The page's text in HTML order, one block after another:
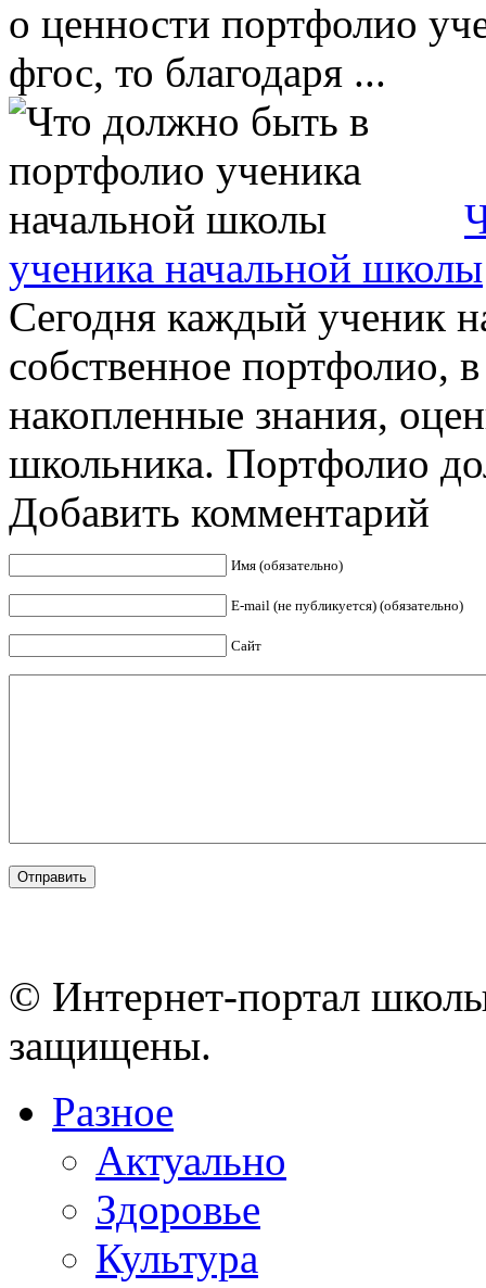
о ценности портфолио
фгос, то благодаря ...
ученика начальной школы
Сегодня каждый ученик
собственное портфолио,
накопленные знания,
школьника. Портфолио
Добавить комментарий
Имя (обязательно)
E-mail (не публикуется) (обязательно)
Сайт
© Интернет-портал
защищены.
Разное
Актуально
Здоровье
Культура